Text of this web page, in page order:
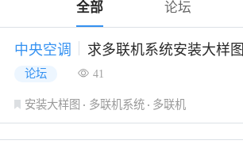
全部 论坛
中央空调 求多联机系统安装大样图
论坛 41
安装大样图 多联机系统 多联机